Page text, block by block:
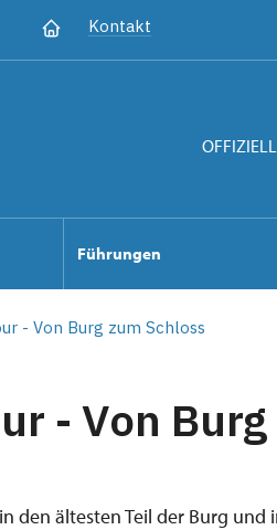
Kontakt
Führungen
- Von Burg zum Schloss
- Von
den ältesten Teil der Burg